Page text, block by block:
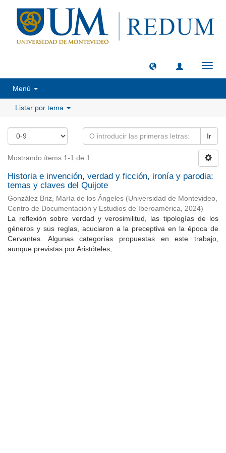
Menú
Listar por tema
Ir
Mostrando ítems 1-1 de 1
Historia e invención, verdad y ficción, ironía y parodia:
temas y claves del Quijote
González Briz, María de los Ángeles (Universidad de Montevideo,
Centro de Documentación y Estudios de Iberoamérica, 2024)
La reflexión sobre verdad y verosimilitud, las tipologías de los
géneros y sus reglas, acuciaron a la preceptiva en la época de
Cervantes. Algunas categorías propuestas en este trabajo,
aunque previstas por Aristóteles, ...